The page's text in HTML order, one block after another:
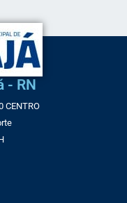
- RN
CENTRO